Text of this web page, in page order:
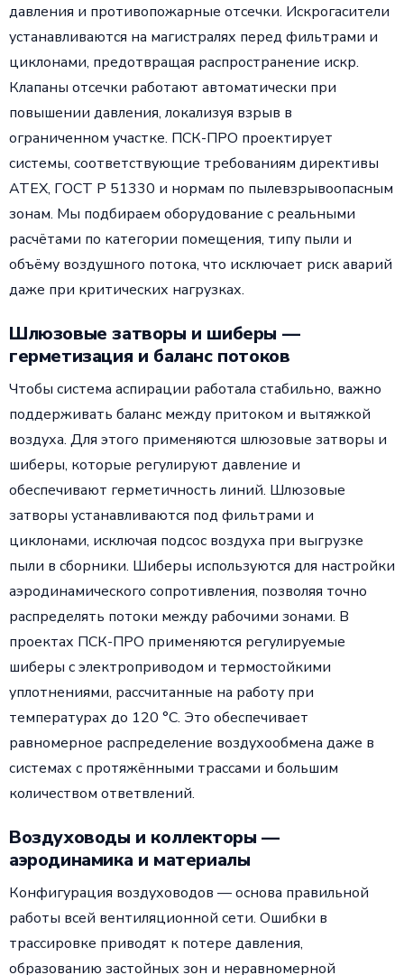
давления и противопожарные отсечки. Искрогасители
устанавливаются на магистралях перед фильтрами и
циклонами, предотвращая распространение искр.
Клапаны отсечки работают автоматически при
повышении давления, локализуя взрыв в
ограниченном участке. ПСК-ПРО проектирует
системы, соответствующие требованиям директивы
ATEX, ГОСТ Р 51330 и нормам по пылевзрывоопасным
зонам. Мы подбираем оборудование с реальными
расчётами по категории помещения, типу пыли и
объёму воздушного потока, что исключает риск аварий
даже при критических нагрузках.
Шлюзовые затворы и шиберы —
герметизация и баланс потоков
Чтобы система аспирации работала стабильно, важно
поддерживать баланс между притоком и вытяжкой
воздуха. Для этого применяются шлюзовые затворы и
шиберы, которые регулируют давление и
обеспечивают герметичность линий. Шлюзовые
затворы устанавливаются под фильтрами и
циклонами, исключая подсос воздуха при выгрузке
пыли в сборники. Шиберы используются для настройки
аэродинамического сопротивления, позволяя точно
распределять потоки между рабочими зонами. В
проектах ПСК-ПРО применяются регулируемые
шиберы с электроприводом и термостойкими
уплотнениями, рассчитанные на работу при
температурах до 120 °C. Это обеспечивает
равномерное распределение воздухообмена даже в
системах с протяжёнными трассами и большим
количеством ответвлений.
Воздуховоды и коллекторы —
аэродинамика и материалы
Конфигурация воздуховодов — основа правильной
работы всей вентиляционной сети. Ошибки в
трассировке приводят к потере давления,
образованию застойных зон и неравномерной